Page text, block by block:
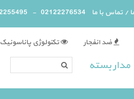
/ تماس با ما
ضد انفجار تکنولوژی پاناسونیک
بسته